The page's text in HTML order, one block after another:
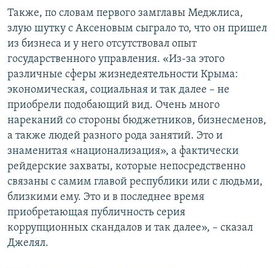
Также, по словам первого замглавы Меджлиса,
злую шутку с Аксеновым сыграло то, что он пришел
из бизнеса и у него отсутствовал опыт
государственного управления. «Из-за этого
различные сферы жизнедеятельности Крыма:
экономическая, социальная и так далее – не
приобрели подобающий вид. Очень много
нареканий со стороны бюджетников, бизнесменов,
а также людей разного рода занятий. Это и
знаменитая «национализация», а фактически
рейдерские захваты, которые непосредственно
связаны с самим главой республики или с людьми,
близкими ему. Это и в последнее время
приобретающая публичность серия
коррупционных скандалов и так далее», – сказал
Джелял.